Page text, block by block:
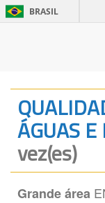
BRASIL
ÁGUAS E
vez(es)
Grande área